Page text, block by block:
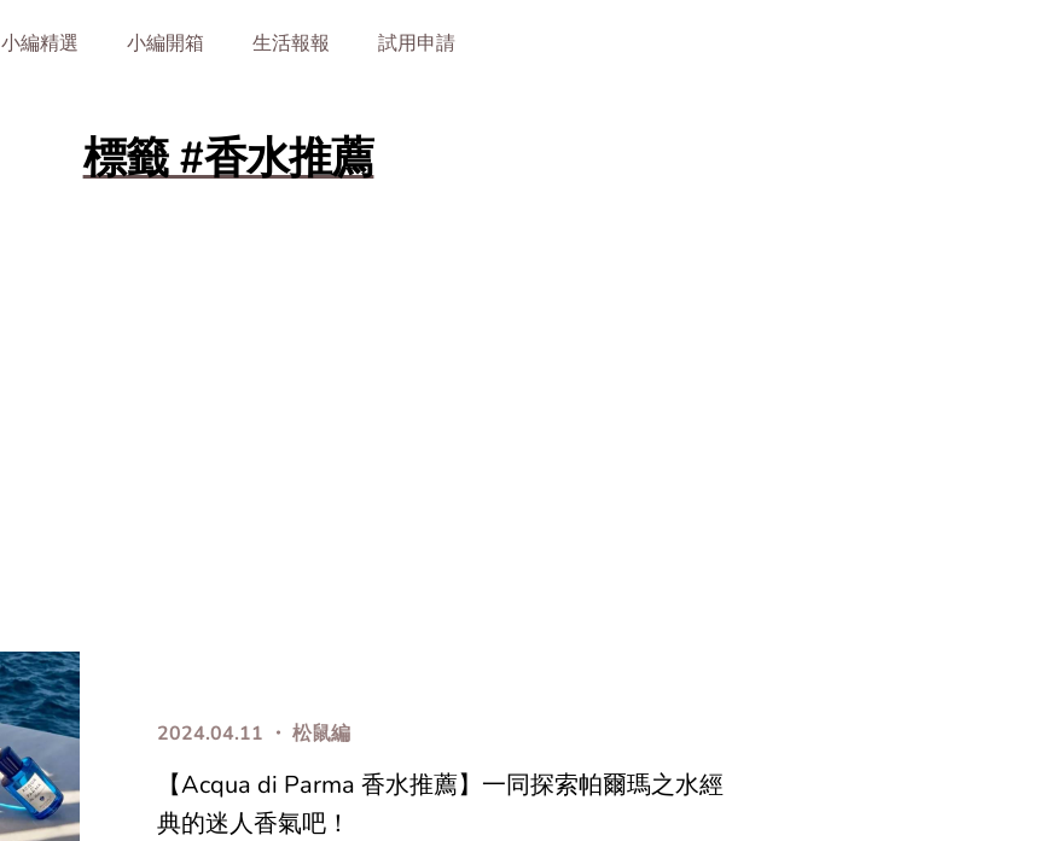
小編精選 小編開箱 生活報報 試用申請
標籤 #香水推薦
2024.04.11 ・ 松鼠編
【Acqua di Parma 香水推薦】一同探索帕爾瑪之水經
典的迷人香氣吧！